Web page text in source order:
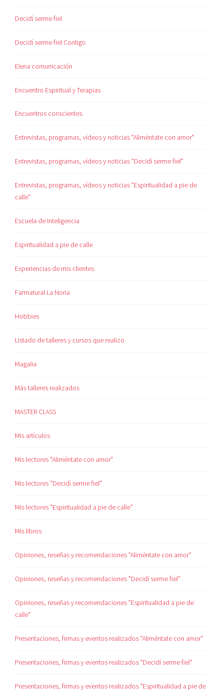
Decidí serme fiel
Decidí serme fiel Contigo
Elena comunicación
Encuentro Espiritual y Terapias
Encuentros conscientes
Entrevistas, programas, vídeos y noticias "Aliméntate con amor"
Entrevistas, programas, vídeos y noticias "Decidí serme fiel"
Entrevistas, programas, vídeos y noticias "Espiritualidad a pie de
calle"
Escuela de Inteligencia
Espiritualidad a pie de calle
Experiencias de mis clientes
Farmatural La Noria
Hobbies
Listado de talleres y cursos que realizo
Magalia
Más talleres realizados
MASTER CLASS
Mis artículos
Mis lectores "Aliméntate con amor"
Mis lectores "Decidí serme fiel"
Mis lectores "Espiritualidad a pie de calle"
Mis libros
Opiniones, reseñas y recomendaciones "Aliméntate con amor"
Opiniones, reseñas y recomendaciones "Decidí serme fiel"
Opiniones, reseñas y recomendaciones "Espiritualidad a pie de
calle"
Presentaciones, firmas y eventos realizados "Aliméntate con amor"
Presentaciones, firmas y eventos realizados "Decidí serme fiel"
Presentaciones, firmas y eventos realizados "Espiritualidad a pie de